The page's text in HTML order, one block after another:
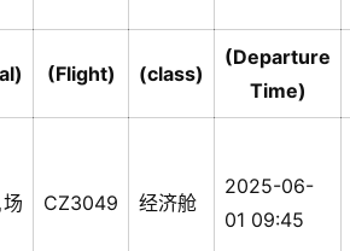
(Flight) (class)
(Departure
Time)
CZ3049 经济舱
2025-06-
01 09:45